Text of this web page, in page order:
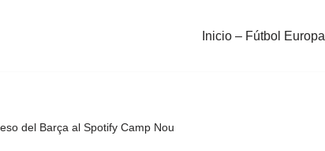
Inicio – Fútbol Europa
del Barça al Spotify Camp Nou